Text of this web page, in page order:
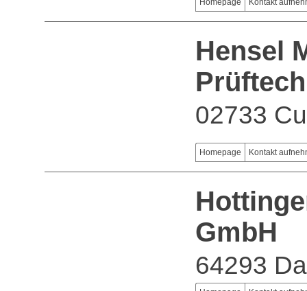
Homepage Kontakt
Hensel
02733
Homepage Kontakt
GmbH
64293